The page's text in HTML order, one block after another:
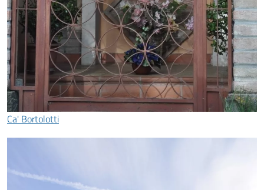
Ca' Bortolotti